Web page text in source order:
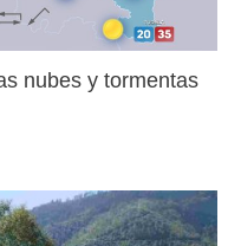
nubes y tormentas